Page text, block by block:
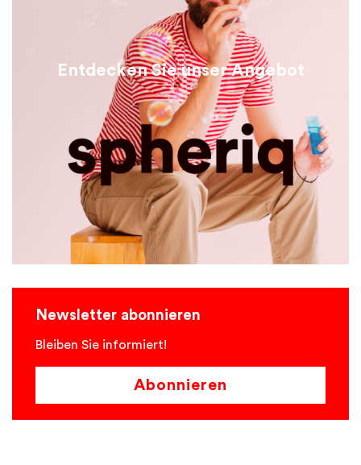
Entdecken Sie unser Angebot
Newsletter abonnieren
Bleiben Sie informiert!
Abonnieren